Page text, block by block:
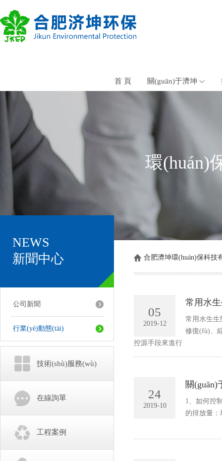
首 頁 關(guān)于濟坤
環(huán)
NEWS
新聞中心
公司新聞
行業(yè)動態(tài)
技術(shù)服務(wù)
在線詢單
工程案例
合肥濟坤環(huán)保科技
05
2019-12
常用水
常用水生生
修復(fù)
控源手段來進行
24
2019-10
關(guān)
1、如何控
的排放量